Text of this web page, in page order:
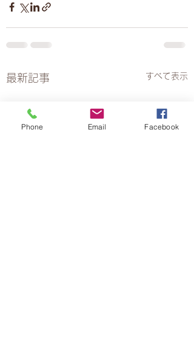
最新記事 すべて表示
Phone Email Facebook